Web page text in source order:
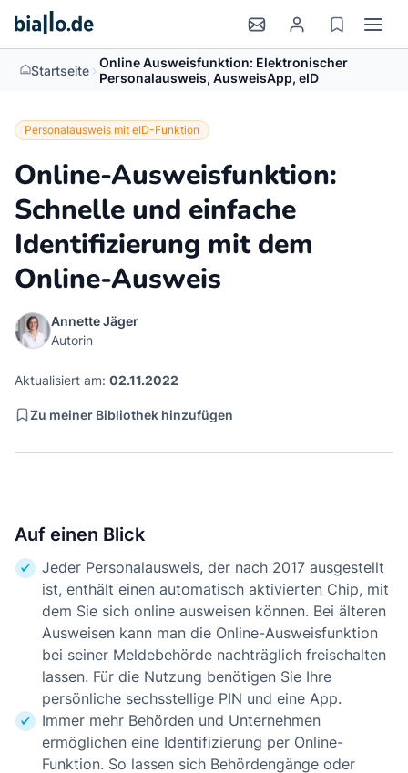
Startseite > Online Ausweisfunktion: Elektronischer
Personalausweis, AusweisApp, eID
Personalausweis mit eID-Funktion
Online-Ausweisfunktion:
Schnelle und einfache
Identifizierung mit dem
Online-Ausweis
Annette Jäger
Autorin
Aktualisiert am: 02.11.2022
Zu meiner Bibliothek hinzufügen
Auf einen Blick
Jeder Personalausweis, der nach 2017 ausgestellt
ist, enthält einen automatisch aktivierten Chip, mit
dem Sie sich online ausweisen können. Bei älteren
Ausweisen kann man die Online-Ausweisfunktion
bei seiner Meldebehörde nachträglich freischalten
lassen. Für die Nutzung benötigen Sie Ihre
persönliche sechsstellige PIN und eine App.
Immer mehr Behörden und Unternehmen
ermöglichen eine Identifizierung per Online-
Funktion. So lassen sich Behördengänge oder